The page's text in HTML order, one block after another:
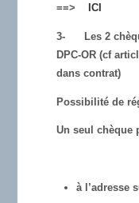
==>
ICI
3-
Les 2
DPC-OR (cf
dans contrat)
Possibilité de
Un seul chèque
à l’adresse